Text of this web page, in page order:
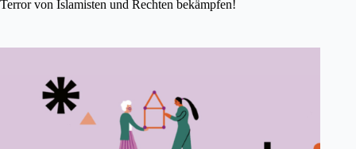
Terror von Islamisten und Rechten bekämpfen!